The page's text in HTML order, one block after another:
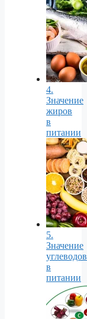
4.
Значение
жиров
в
питании
5.
Значение
углеводов
в
питании